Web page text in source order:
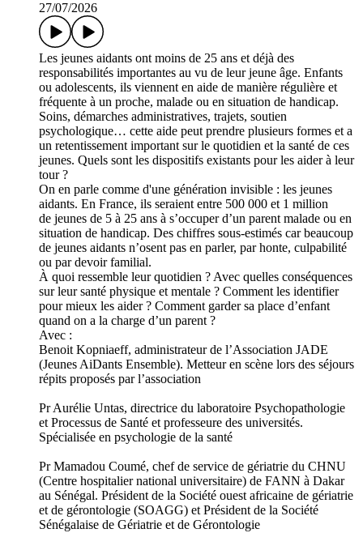
27/07/2026
Les jeunes aidants ont moins de 25 ans et déjà des
responsabilités importantes au vu de leur jeune âge. Enfants
ou adolescents, ils viennent en aide de manière régulière et
fréquente à un proche, malade ou en situation de handicap.
Soins, démarches administratives, trajets, soutien
psychologique… cette aide peut prendre plusieurs formes et a
un retentissement important sur le quotidien et la santé de ces
jeunes. Quels sont les dispositifs existants pour les aider à leur
tour ?
On en parle comme d'une génération invisible : les jeunes
aidants. En France, ils seraient entre 500 000 et 1 million
de jeunes de 5 à 25 ans à s’occuper d’un parent malade ou en
situation de handicap. Des chiffres sous-estimés car beaucoup
de jeunes aidants n’osent pas en parler, par honte, culpabilité
ou par devoir familial.
À quoi ressemble leur quotidien ? Avec quelles conséquences
sur leur santé physique et mentale ? Comment les identifier
pour mieux les aider ? Comment garder sa place d’enfant
quand on a la charge d’un parent ?
Avec :
Benoit Kopniaeff, administrateur de l’Association JADE
(Jeunes AiDants Ensemble). Metteur en scène lors des séjours
répits proposés par l’association
Pr Aurélie Untas, directrice du laboratoire Psychopathologie
et Processus de Santé et professeure des universités.
Spécialisée en psychologie de la santé
Pr Mamadou Coumé, chef de service de gériatrie du CHNU
(Centre hospitalier national universitaire) de FANN à Dakar
au Sénégal. Président de la Société ouest africaine de gériatrie
et de gérontologie (SOAGG) et Président de la Société
Sénégalaise de Gériatrie et de Gérontologie